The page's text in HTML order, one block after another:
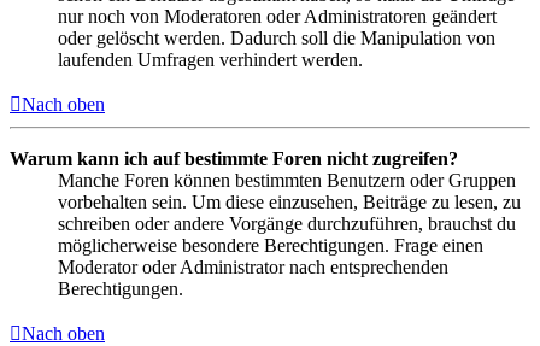
nur noch von Moderatoren oder Administratoren geändert
oder gelöscht werden. Dadurch soll die Manipulation von
laufenden Umfragen verhindert werden.
Nach oben
Warum kann ich auf bestimmte Foren nicht zugreifen?
Manche Foren können bestimmten Benutzern oder Gruppen
vorbehalten sein. Um diese einzusehen, Beiträge zu lesen, zu
schreiben oder andere Vorgänge durchzuführen, brauchst du
möglicherweise besondere Berechtigungen. Frage einen
Moderator oder Administrator nach entsprechenden
Berechtigungen.
Nach oben